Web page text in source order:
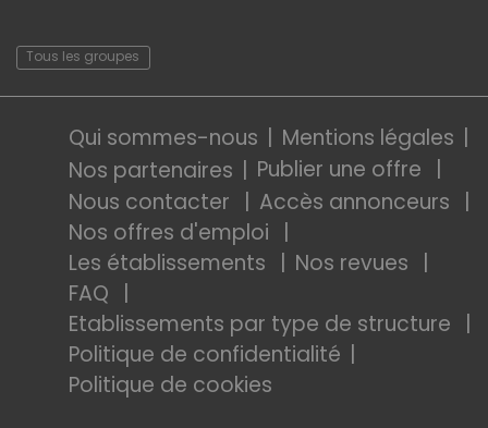
Tous les groupes
Qui sommes-nous
Mentions légales
Nos partenaires
Publier une offre
Nous contacter
Accès annonceurs
Nos offres d'emploi
Les établissements
Nos revues
FAQ
Etablissements par type de structure
Politique de confidentialité
Politique de cookies